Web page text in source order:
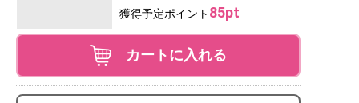
獲得予定ポイント 85pt
カートに入れる